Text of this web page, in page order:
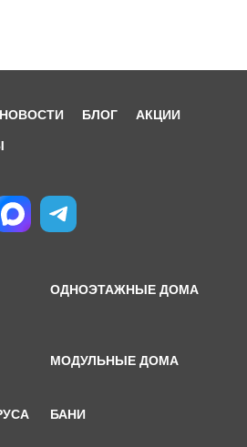
НОВОСТИ БЛОГ АКЦИИ
ОДНОЭТАЖНЫЕ ДОМА
МОДУЛЬНЫЕ ДОМА
БАНИ